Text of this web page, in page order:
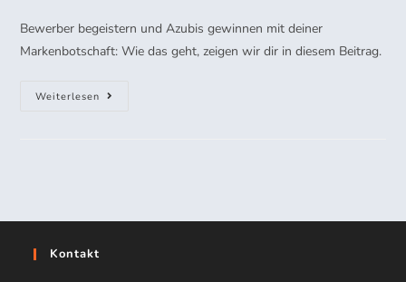
Bewerber begeistern und Azubis gewinnen mit deiner
Markenbotschaft: Wie das geht, zeigen wir dir in diesem Beitrag.
Weiterlesen
Kontakt